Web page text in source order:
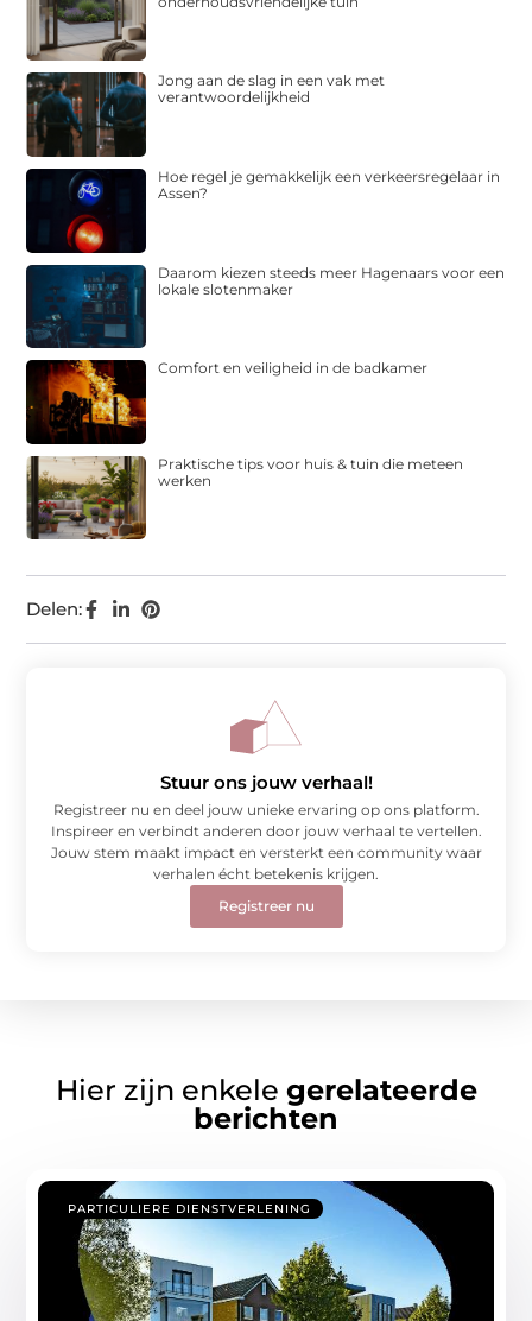
Delen:
Jong aan de slag in een vak met
verantwoordelijkheid
Hoe regel je gemakkelijk een verkeersregelaar in
Assen?
Daarom kiezen steeds meer Hagenaars voor een
lokale slotenmaker
Comfort en veiligheid in de badkamer
Praktische tips voor huis & tuin die meteen
werken
Stuur ons jouw verhaal!
Registreer nu en deel jouw unieke ervaring op ons platform.
Inspireer en verbindt anderen door jouw verhaal te vertellen.
Jouw stem maakt impact en versterkt een community waar
verhalen écht betekenis krijgen.
Registreer nu
Hier zijn enkele gerelateerde
berichten
PARTICULIERE DIENSTVERLENING